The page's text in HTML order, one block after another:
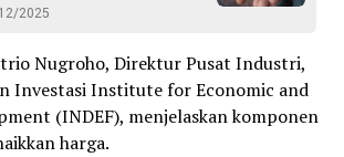
2025
Nugroho, Direktur Pusat Industri,
Investasi Institute for Economic and
(INDEF), menjelaskan komponen
harga.